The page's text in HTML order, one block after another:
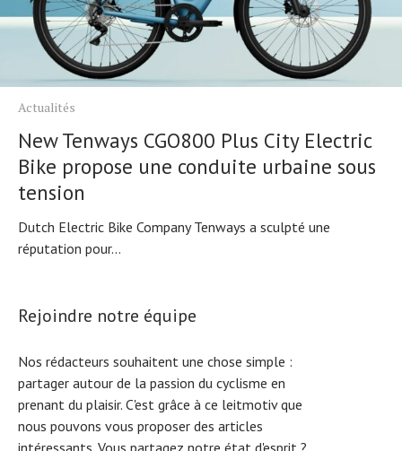
Actualités
New Tenways CGO800 Plus City Electric
Bike propose une conduite urbaine sous
tension
Dutch Electric Bike Company Tenways a sculpté une
réputation pour...
Rejoindre notre équipe
Nos rédacteurs souhaitent une chose simple :
partager autour de la passion du cyclisme en
prenant du plaisir. C'est grâce à ce leitmotiv que
nous pouvons vous proposer des articles
intéressants. Vous partagez notre état d'esprit ?